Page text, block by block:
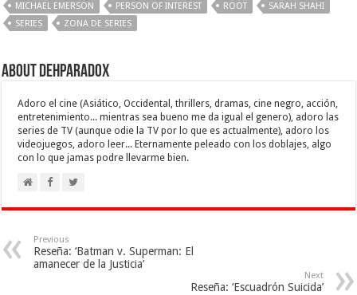
MICHAEL EMERSON
PERSON OF INTEREST ROOT
SARAH SHAHI
SERIES
ZONA DE SERIES
About Dehparadox
Adoro el cine (Asiático, Occidental, thrillers, dramas, cine negro, acción,
entretenimiento... mientras sea bueno me da igual el genero), adoro las
series de TV (aunque odie la TV por lo que es actualmente), adoro los
videojuegos, adoro leer... Eternamente peleado con los doblajes, algo
con lo que jamas podre llevarme bien.
Previous
Reseña: ‘Batman v. Superman: El
amanecer de la Justicia’
Next
Reseña: ‘Escuadrón Suicida’